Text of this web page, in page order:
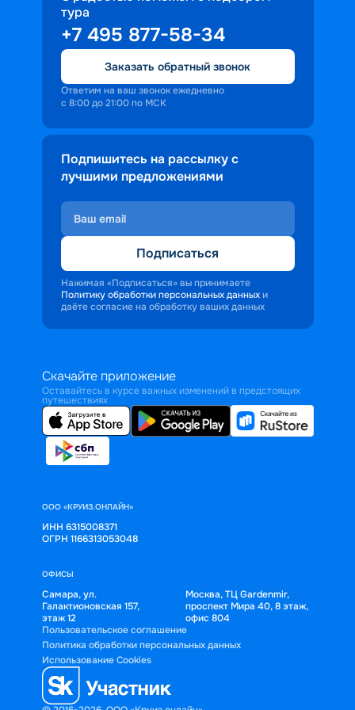
доброжелательность и заинтересованность
персонала корабля в каждом госте.
Ступая на борт теплохода, пассажиры
попадают в совершенно иную атмосферу,
где властвует тяга к приключениям и
открытиям.
тура
+7 495 877-58-34
Заказать обратный звонок
Ответим на ваш звонок ежедневно
с 8:00 до 21:00 по МСК
Подпишитесь на рассылку с
лучшими предложениями
Подписаться
Нажимая «Подписаться» вы принимаете
Политику обработки персональных данных и
даёте согласие на обработку ваших данных
Скачайте приложение
Оставайтесь в курсе важных изменений в предстоящих
путешествиях
ООО «КРУИЗ.ОНЛАЙН»
ИНН 6315008371
ОГРН 1166313053048
ОФИСЫ
Самара, ул.
Галактионовская 157,
этаж 12
Москва, ТЦ Gardenmir,
проспект Мира 40, 8 этаж,
офис 804
Пользовательское соглашение
Политика обработки персональных данных
Использование Cookies